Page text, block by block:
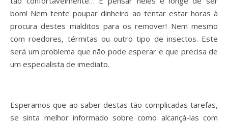
bom! Nem tente poupar dinheiro ao tentar estar horas à
procura destes malditos para os remover! Nem mesmo
com roedores, térmitas ou outro tipo de insectos. Este
será um problema que não pode esperar e que precisa de
um especialista de imediato.
Esperamos que ao saber destas tão complicadas tarefas,
se sinta melhor informado sobre como alcançá-las com